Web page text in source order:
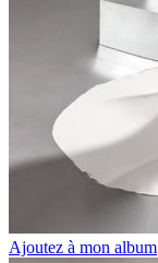
Ajoutez à mon album